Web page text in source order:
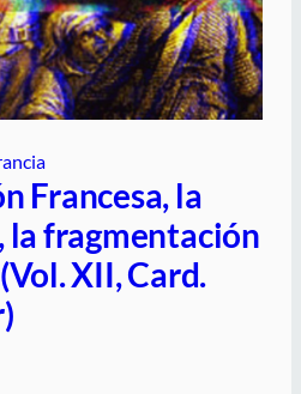
Francesa, la
la fragmentación
XII, Card.